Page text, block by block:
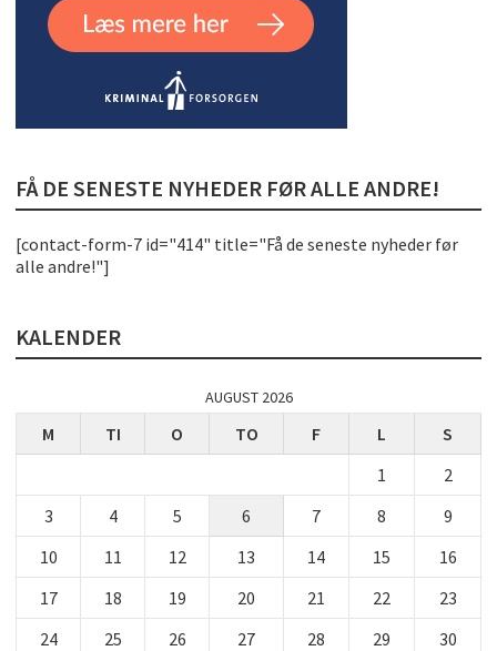
FÅ DE SENESTE NYHEDER FØR ALLE ANDRE!
[contact-form-7 id="414" title="Få de seneste nyheder før
alle andre!"]
KALENDER
AUGUST 2026
M TI O TO F L
S
1
2
3
4 5 6 7 8
9
10
11 12 13 14 15
16
17
18 19 20 21 22
23
24
25 26 27 28 29
30